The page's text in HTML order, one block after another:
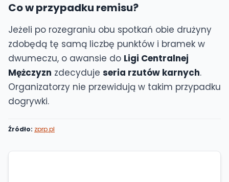
Co w przypadku remisu?
Jeżeli po rozegraniu obu spotkań obie drużyny
zdobędą tę samą liczbę punktów i bramek w
dwumeczu, o awansie do Ligi Centralnej
Mężczyzn zdecyduje seria rzutów karnych.
Organizatorzy nie przewidują w takim przypadku
dogrywki.
Źródło: zprp.pl